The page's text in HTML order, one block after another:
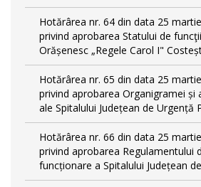
Hotărârea nr. 64 din data 25
privind aprobarea Statului de
Orășenesc „Regele Carol I"
Hotărârea nr. 65 din data 25
privind aprobarea Organigramei și
ale Spitalului Județean de Urgență
Hotărârea nr. 66 din data 25
privind aprobarea Regulamentului
funcționare a Spitalului Județean